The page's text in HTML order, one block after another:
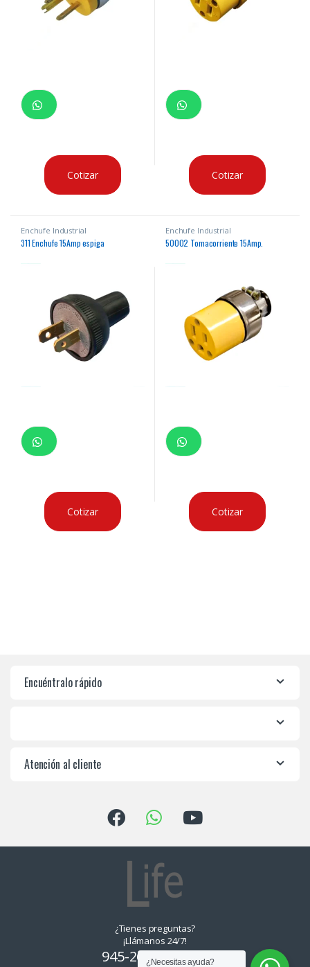
Cotizar Cotizar
Enchufe Industrial
311 Enchufe 15Amp espiga
Cotizar
Enchufe Industrial
50002 Tomacorriente 15Amp.
Cotizar
Encuéntralo rápido
Atención al cliente
¿Tienes preguntas?
¡Llámanos 24/7!
945-265550, 955-
¿Necesitas ayuda?